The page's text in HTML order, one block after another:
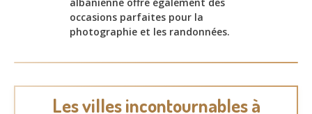
occasions parfaites pour la
photographie et les randonnées.
Les villes incontournables à